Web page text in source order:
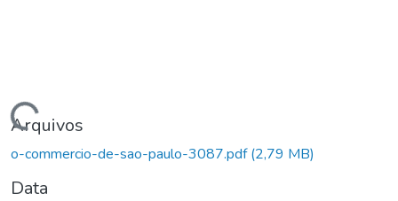
Carregando...
Arquivos
o-commercio-de-sao-paulo-3087.pdf(2,79 MB)
Data